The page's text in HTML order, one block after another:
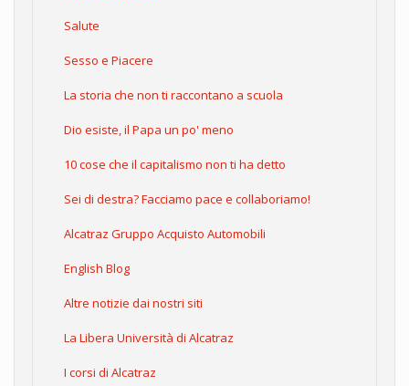
Salute
Sesso e Piacere
La storia che non ti raccontano a scuola
Dio esiste, il Papa un po' meno
10 cose che il capitalismo non ti ha detto
Sei di destra? Facciamo pace e collaboriamo!
Alcatraz Gruppo Acquisto Automobili
English Blog
Altre notizie dai nostri siti
La Libera Università di Alcatraz
I corsi di Alcatraz